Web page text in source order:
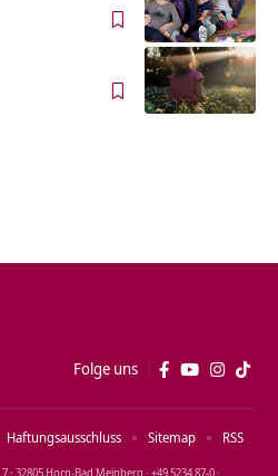
Folge uns
· 32805 Horn‑Bad Meinberg · +49 5234 87‑0 ·
Haftungsausschluss Sitemap RSS